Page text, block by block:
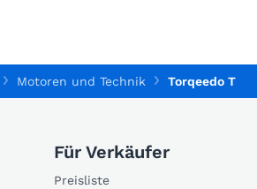
Motoren und Technik Torqeedo
Für Verkäufer
Preisliste